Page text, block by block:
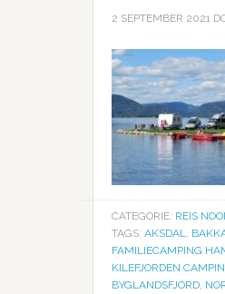
2 SEPTEMBER 2021
CATEGORIE: REIS
TAGS: AKSDAL,
FAMILIECAMPING
KILEFJORDEN
BYGLANDSFJORD,